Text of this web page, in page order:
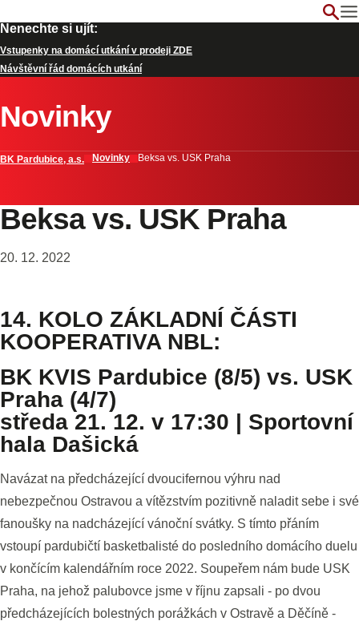
Nenechte si ujít:
Vstupenky na domácí utkání v prodeji ZDE
Návštěvní řád domácích utkání
Novinky
BK Pardubice, a.s. Novinky Beksa vs. USK Praha
Beksa vs. USK Praha
20. 12. 2022
14. KOLO ZÁKLADNÍ ČÁSTI
KOOPERATIVA NBL:
BK KVIS Pardubice (8/5) vs. USK
Praha (4/7)
středa 21. 12. v 17:30 | Sportovní
hala Dašická
Navázat na předcházející dvoucifernou výhru nad
nebezpečnou Ostravou a vítězstvím pozitivně naladit sebe i své
fanoušky na nadcházející vánoční svátky. S tímto přáním
vstoupí pardubičtí basketbalisté do posledního domácího duelu
v končícím kalendářním roce 2022. Soupeřem nám bude USK
Praha, na jehož palubovce jsme v říjnu zapsali - po dvou
předcházejících bolestných porážkách v Ostravě a Děčíně -